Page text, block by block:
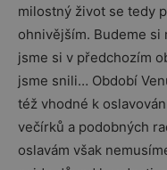
milostný život se tedy
ohnivějším. Budeme si
jsme si v předchozím
jsme snili… Období
též vhodné k
večírků a podobných
oslavám však